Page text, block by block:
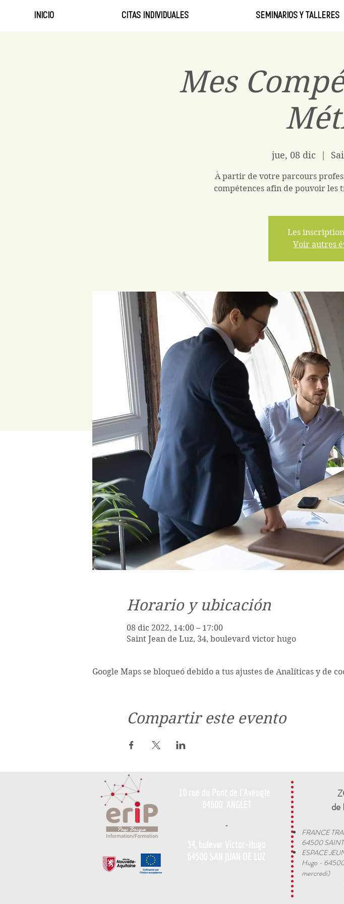
INICIO CITAS INDIVIDUALES SEMINARIOS Y TALLERES
Mes
jue, 08 dic
À partir de votre parcours
compétences afin de pouvoir les
Les
Voir autres
Horario y ubicación
08 dic 2022, 14:00 – 17:00
Saint Jean de Luz, 34, boulevard victor hugo
Google Maps se bloqueó debido a tus ajustes de Analíticas y de
Compartir este evento
-
de
FRANCE
64500
ESPACE
Hugo -
mercredi)